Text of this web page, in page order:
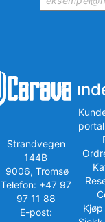
Strandvegen
144B
9006, Tromsø
Telefon: +47 97
97 11 88
E-post:
portal